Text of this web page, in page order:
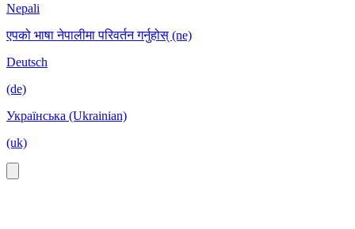
Nepali
एपको भाषा नेपालीमा परिवर्तन गर्नुहोस् (ne)
Deutsch
(de)
Українська (Ukrainian)
(uk)